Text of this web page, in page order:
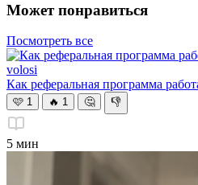
Может понравиться
Посмотреть все
Как реферальная программа
🩷 1 🔥 1 🤔 👎
5 мин